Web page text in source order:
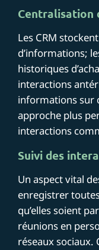
Centralisation
Les CRM
d’informations;
historiques
interactions
informations sur
approche plus
interactions
Suivi des
Un aspect vital
enregistrer
qu’elles soient
réunions en
réseaux sociaux.